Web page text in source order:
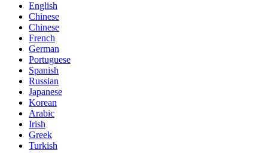
English
Chinese
Chinese
French
German
Portuguese
Spanish
Russian
Japanese
Korean
Arabic
Irish
Greek
Turkish